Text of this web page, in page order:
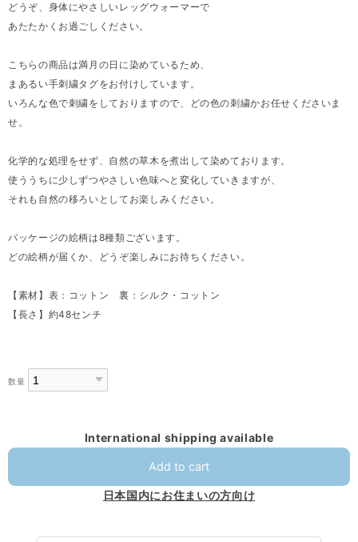
どうぞ、身体にやさしいレッグウォーマーで
あたたかくお過ごしください。
こちらの商品は満月の日に染めているため、
まあるい手刺繍タグをお付けしています。
いろんな色で刺繍をしておりますので、どの色の刺繍かお任せくださいま
せ。
化学的な処理をせず、自然の草木を煮出して染めております。
使ううちに少しずつやさしい色味へと変化していきますが、
それも自然の移ろいとしてお楽しみください。
パッケージの絵柄は8種類ございます。
どの絵柄が届くか、どうぞ楽しみにお待ちください。
【素材】表：コットン 裏：シルク・コットン
【長さ】約48センチ
数量
International shipping available
Add to cart
日本国内にお住まいの方向け